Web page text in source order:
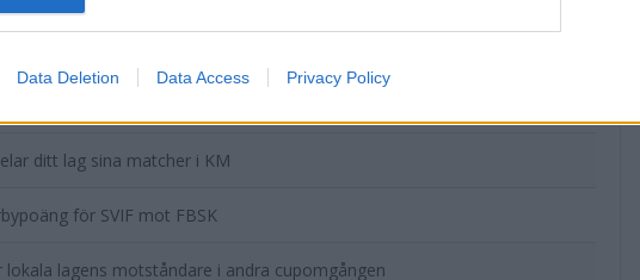
Data Deletion Data Access Privacy Policy
ditt lag sina matcher i KM
för SVIF mot FBSK
lokala lagens motståndare i andra cupomgången